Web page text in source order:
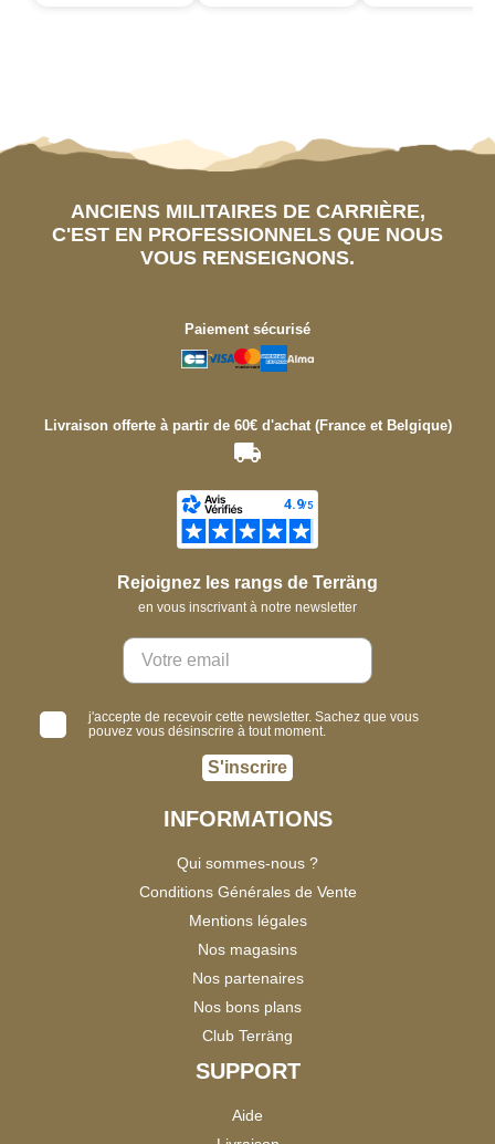
ANCIENS MILITAIRES DE CARRIÈRE,
C'EST EN PROFESSIONNELS QUE NOUS
VOUS RENSEIGNONS.
Paiement sécurisé
Livraison offerte à partir de 60€ d'achat (France et Belgique)
Rejoignez les rangs de Terräng
en vous inscrivant à notre newsletter
j'accepte de recevoir cette newsletter. Sachez que vous
pouvez vous désinscrire à tout moment.
S'inscrire
INFORMATIONS
Qui sommes-nous ?
Conditions Générales de Vente
Mentions légales
Nos magasins
Nos partenaires
Nos bons plans
Club Terräng
SUPPORT
Aide